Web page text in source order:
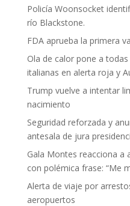
Policía Woonsocket
río Blackstone.
FDA aprueba la primera
Ola de calor pone a
italianas en alerta roja y
Trump vuelve a intentar
nacimiento
Seguridad reforzada y
antesala de jura
Gala Montes reacciona a
con polémica frase: “Me
Alerta de viaje por
aeropuertos